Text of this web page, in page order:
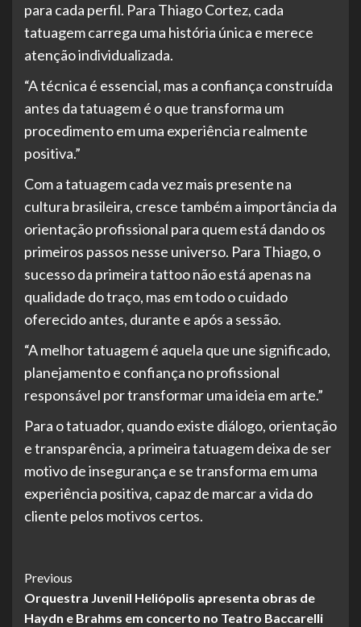
para cada perfil. Para Thiago Cortez, cada
tatuagem carrega uma história única e merece
atenção individualizada.
“A técnica é essencial, mas a confiança construída
antes da tatuagem é o que transforma um
procedimento em uma experiência realmente
positiva.”
Com a tatuagem cada vez mais presente na
cultura brasileira, cresce também a importância da
orientação profissional para quem está dando os
primeiros passos nesse universo. Para Thiago, o
sucesso da primeira tattoo não está apenas na
qualidade do traço, mas em todo o cuidado
oferecido antes, durante e após a sessão.
“A melhor tatuagem é aquela que une significado,
planejamento e confiança no profissional
responsável por transformar uma ideia em arte.”
Para o tatuador, quando existe diálogo, orientação
e transparência, a primeira tatuagem deixa de ser
motivo de insegurança e se transforma em uma
experiência positiva, capaz de marcar a vida do
cliente pelos motivos certos.
Post
Navigation
Previous
Orquestra Juvenil Heliópolis apresenta obras de
Haydn e Brahms em concerto no Teatro Baccarelli